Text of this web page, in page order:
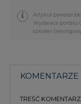
Artykuł powstał
Wydawca portalu
szkoleń
KOMENTARZE
TREŚĆ